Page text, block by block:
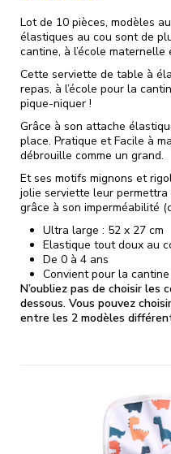
Lot de 10 pièces, modèles
élastiques au cou sont de
cantine, à l’école maternelle
Cette serviette de table à
repas, à l’école pour la
pique-niquer !
Grâce à son attache
place. Pratique et Facile à
débrouille comme un grand.
Et ses motifs mignons et
jolie serviette leur
grâce à son imperméabilité
Ultra large : 52 x 27 cm
Elastique tout doux au
De 0 à 4 ans
Convient pour la cantine
N’oubliez pas de choisir les
dessous. Vous pouvez
entre les 2 modèles